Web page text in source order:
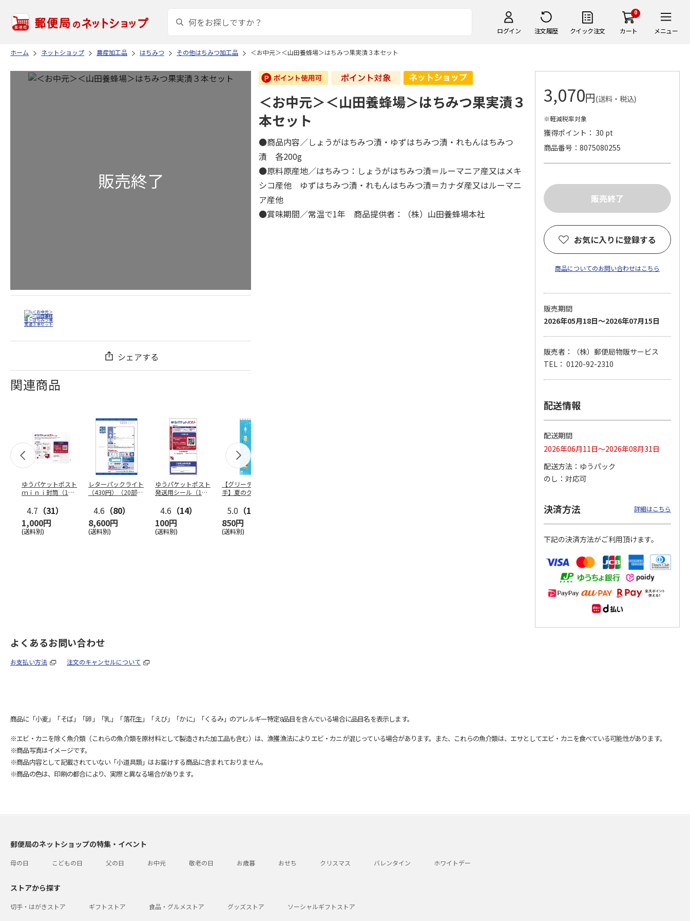
ログイン 注文履歴 クイック注文
0
カート メニュー
ホーム ネットショップ 農産加工品 はちみつ その他はちみつ加工品 ＜お中元＞＜山田養蜂場＞はちみつ果実漬３本セット
シェアする
関連商品
ゆうパケットポスト
ｍｉｎｉ封筒（1個
4.7 （31）
1,000円
(送料別)
レターパックライト
（430円）（20部セ
4.6 （80）
8,600円
(送料別)
ゆうパケットポスト
発送用シール（1個
4.6 （14）
100円
(送料別)
【グリーティング切
手】夏のグリーティ
5.0 （10）
850円
(送料別)
【グリーティング切
円…
4.8（11）
5,500円
4.6（7）
11,000円
＜お中元＞＜山田養蜂場＞はちみつ果実漬３
本セット
●商品内容／しょうがはちみつ漬・ゆずはちみつ漬・れもんはちみつ
漬 各200g
●原料原産地／はちみつ：しょうがはちみつ漬＝ルーマニア産又はメキ
シコ産他 ゆずはちみつ漬・れもんはちみつ漬＝カナダ産又はルーマニ
ア産他
●賞味期間／常温で1年 商品提供者：（株）山田養蜂場本社
3,070円(送料・税込)
※軽減税率対象
獲得ポイント： 30 pt
商品番号
8075080255
お気に入りに登録する
商品についてのお問い合わせはこちら
販売期間
2026年05月18日～2026年07月15日
販売者：（株）郵便局物販サービス
TEL： 0120-92-2310
配送情報
配送期間
2026年06月11日～2026年08月31日
配送方法
ゆうパック
のし
対応可
決済方法 詳細はこちら
下記の決済方法がご利用頂けます。
よくあるお問い合わせ
お支払い方法 注文のキャンセルについて
商品に「小麦」「そば」「卵」「乳」「落花生」「えび」「かに」「くるみ」のアレルギー特定8品目を含んでいる場合に品目名を表示します。
※エビ・カニを除く魚介類（これらの魚介類を原材料として製造された加工品も含む）は、漁獲漁法によりエビ・カニが混じっている場合があります。また、これらの魚介類は、エサとしてエビ・カニを食べている可能性があります。
※商品写真はイメージです。
※商品内容として記載されていない「小道具類」はお届けする商品に含まれておりません。
※商品の色は、印刷の都合により、実際と異なる場合があります。
郵便局のネットショップの特集・イベント
母の日 こどもの日 父の日 お中元 敬老の日 お歳暮 おせち クリスマス バレンタイン ホワイトデー
ストアから探す
切手・はがきストア ギフトストア 食品・グルメストア グッズストア ソーシャルギフトストア